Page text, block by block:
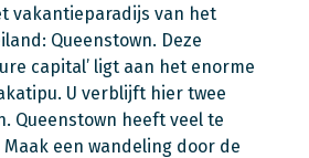
vakantieparadijs van het
Queenstown. Deze
capital’ ligt aan het enorme
U verblijft hier twee
Queenstown heeft veel te
Maak een wandeling door de